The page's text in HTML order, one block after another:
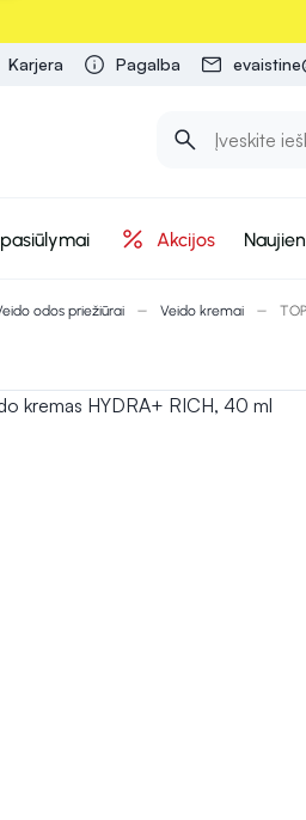
Karjera Pagalba
Akcijos
odos priežiūrai Veido kremai